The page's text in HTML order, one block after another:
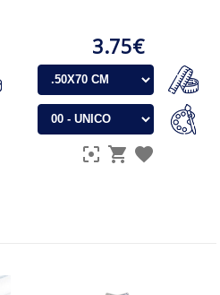
3.75€